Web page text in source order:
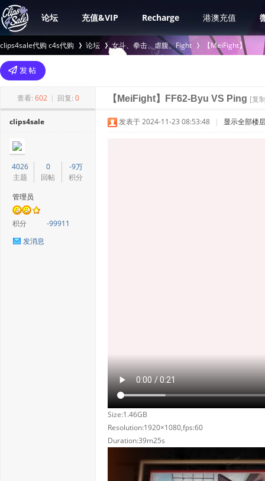
论坛 充值&VIP Recharge 港澳充值
clips4sale代购 c4s代购
>
论坛 女斗、拳击、虐腹、Fight
›
【MeiFight】
查看: 602 | 回复: 0 【MeiFight】FF62-Byu VS Ping [复
clips4sale
4026
主题
0
回帖
-9万
积分
管理员
积分
-99911
发消息
发表于 2024-11-23 08:53:48 | 显示全部楼
Size:1.46GB
Resolution:1920×1080,fps:60
Duration:39m25s